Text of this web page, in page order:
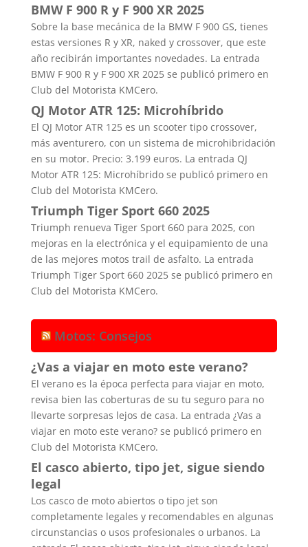
BMW F 900 R y F 900 XR 2025
Sobre la base mecánica de la BMW F 900 GS, tienes
estas versiones R y XR, naked y crossover, que este
año recibirán importantes novedades. La entrada
BMW F 900 R y F 900 XR 2025 se publicó primero en
Club del Motorista KMCero.
QJ Motor ATR 125: Microhíbrido
El QJ Motor ATR 125 es un scooter tipo crossover,
más aventurero, con un sistema de microhibridación
en su motor. Precio: 3.199 euros. La entrada QJ
Motor ATR 125: Microhíbrido se publicó primero en
Club del Motorista KMCero.
Triumph Tiger Sport 660 2025
Triumph renueva Tiger Sport 660 para 2025, con
mejoras en la electrónica y el equipamiento de una
de las mejores motos trail de asfalto. La entrada
Triumph Tiger Sport 660 2025 se publicó primero en
Club del Motorista KMCero.
Motos: Consejos
¿Vas a viajar en moto este verano?
El verano es la época perfecta para viajar en moto,
revisa bien las coberturas de su tu seguro para no
llevarte sorpresas lejos de casa. La entrada ¿Vas a
viajar en moto este verano? se publicó primero en
Club del Motorista KMCero.
El casco abierto, tipo jet, sigue siendo
legal
Los casco de moto abiertos o tipo jet son
completamente legales y recomendables en algunas
circunstancias o usos profesionales o urbanos. La